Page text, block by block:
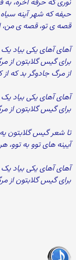
نوری که حرفه آخره، به
حیفه که شهر آینه
قصه ی تو، قصه ی من،
آهای آهای یکی بیاد یک
برای گیس گلابتون از
از مرگ جادوگر بد که از
آهای آهای یکی بیاد یک
برای گیس گلابتون از
تا شعر گیس گلابتون
آیینه های توو به
آهای آهای یکی بیاد یک
برای گیس گلابتون از